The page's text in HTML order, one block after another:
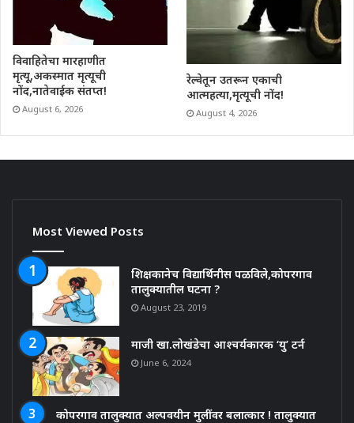
विवाहितेचा मारहाणीत
मृत्यू,अकस्मात मृत्यूची
नोंद,नातेवाईक संतप्त!
August 6, 2026
रेल्वेतून उतरून एकाची
आत्महत्या,मृत्यूची नोंद!
August 4, 2026
Most Viewed Posts
शिक्षकानेच विद्यार्थिनीस पळविले,कोपरगाव
तालुक्यातील घटना ?
August 23, 2019
माजी खा.लोखंडेचा आश्चर्यकारक ‘यु’ टर्न
June 6, 2024
कोपरगाव तालुक्यात अल्पवयीन मुलींवर बलात्कार ! तालुक्यात